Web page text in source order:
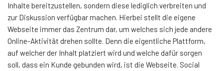
Inhalte bereitzustellen, sondern diese lediglich verbreiten und
zur Diskussion verfügbar machen. Hierbei stellt die eigene
Webseite immer das Zentrum dar, um welches sich jede andere
Online-Aktivität drehen sollte. Denn die eigentliche Plattform,
auf welcher der Inhalt platziert wird und welche dafür sorgen
soll, dass ein Kunde gebunden wird, ist die Webseite. Social